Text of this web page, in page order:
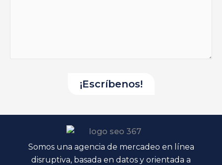
Somos una agencia de mercadeo en línea
disruptiva, basada en datos y orientada a